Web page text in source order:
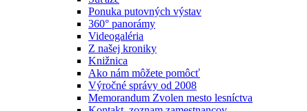
Ponuka putovných výstav
360° panorámy
Videogaléria
Z našej kroniky
Knižnica
Ako nám môžete pomôcť
Výročné správy od 2008
Memorandum Zvolen mesto lesníctva